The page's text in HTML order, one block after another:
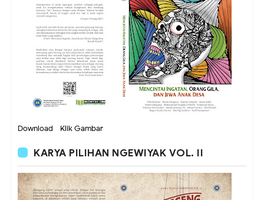
Download - Klik Gambar
KARYA PILIHAN NGEWIYAK VOL. II